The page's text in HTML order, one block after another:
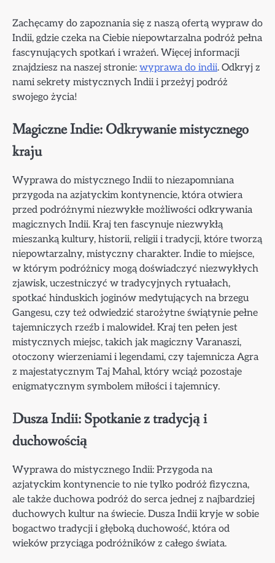
Zachęcamy do zapoznania się z naszą ofertą wypraw do
Indii, gdzie czeka na Ciebie niepowtarzalna podróż pełna
fascynujących spotkań i wrażeń. Więcej informacji
znajdziesz na naszej stronie: wyprawa do indii. Odkryj z
nami sekrety mistycznych Indii i przeżyj podróż
swojego życia!
Magiczne Indie: Odkrywanie mistycznego
kraju
Wyprawa do mistycznego Indii to niezapomniana
przygoda na azjatyckim kontynencie, która otwiera
przed podróżnymi niezwykłe możliwości odkrywania
magicznych Indii. Kraj ten fascynuje niezwykłą
mieszanką kultury, historii, religii i tradycji, które tworzą
niepowtarzalny, mistyczny charakter. Indie to miejsce,
w którym podróżnicy mogą doświadczyć niezwykłych
zjawisk, uczestniczyć w tradycyjnych rytuałach,
spotkać hinduskich joginów medytujących na brzegu
Gangesu, czy też odwiedzić starożytne świątynie pełne
tajemniczych rzeźb i malowideł. Kraj ten pełen jest
mistycznych miejsc, takich jak magiczny Varanaszi,
otoczony wierzeniami i legendami, czy tajemnicza Agra
z majestatycznym Taj Mahal, który wciąż pozostaje
enigmatycznym symbolem miłości i tajemnicy.
Dusza Indii: Spotkanie z tradycją i
duchowością
Wyprawa do mistycznego Indii: Przygoda na
azjatyckim kontynencie to nie tylko podróż fizyczna,
ale także duchowa podróż do serca jednej z najbardziej
duchowych kultur na świecie. Dusza Indii kryje w sobie
bogactwo tradycji i głęboką duchowość, która od
wieków przyciąga podróżników z całego świata.